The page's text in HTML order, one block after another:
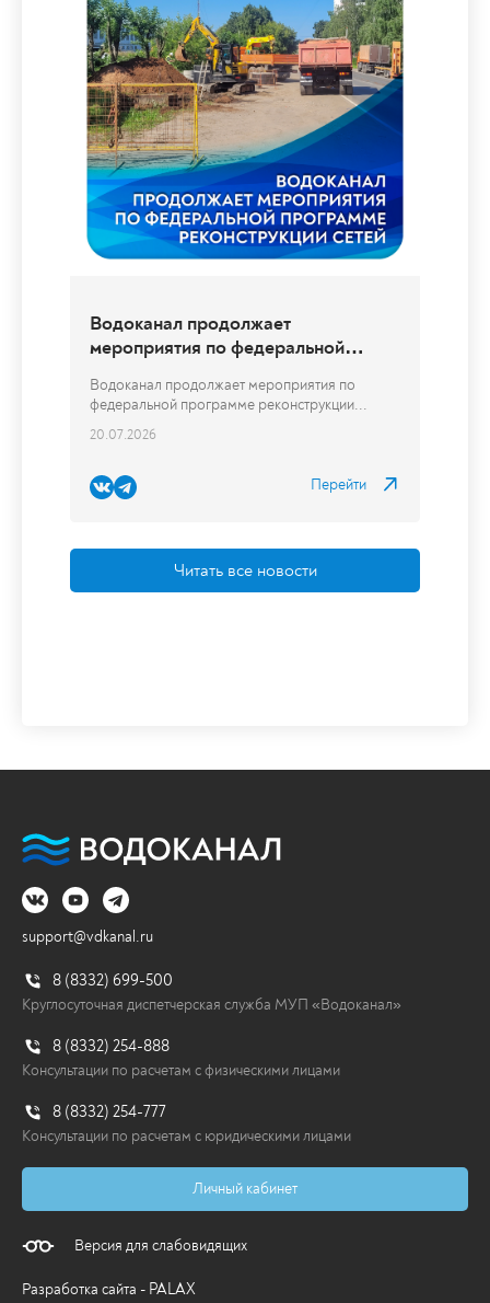
Установка новых люков колодцев на
дороге
Сотрудники Водоканала провели работы по
восстановлению дорожного покрытия в...
04.08.2026
Перейти
федеральной программе реконструкции...
20.07.2026
Читать все новости
support@vdkanal.ru
8 (8332) 699-500
Круглосуточная диспетчерская служба МУП «Водоканал»
8 (8332) 254-888
Консультации по расчетам с физическими лицами
8 (8332) 254-777
Консультации по расчетам с юридическими лицами
Личный кабинет
Версия для слабовидящих
Разработка сайта - PALAX